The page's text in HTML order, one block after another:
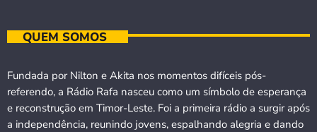
QUEM SOMOS
Fundada por Nilton e Akita nos momentos difíceis pós-
referendo, a Rádio Rafa nasceu como um símbolo de esperança
e reconstrução em Timor-Leste. Foi a primeira rádio a surgir após
a independência, reunindo jovens, espalhando alegria e dando